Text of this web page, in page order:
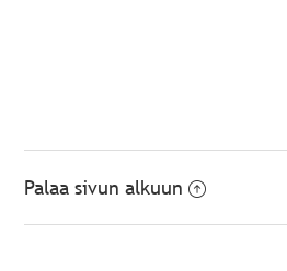
Palaa sivun alkuun